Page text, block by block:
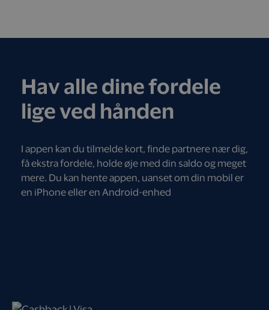
Hav alle dine fordele
lige ved hånden
I appen kan du tilmelde kort, finde partnere nær dig,
få ekstra fordele, holde øje med din saldo og meget
mere. Du kan hente appen, uanset om din mobil er
en iPhone eller en Android-enhed